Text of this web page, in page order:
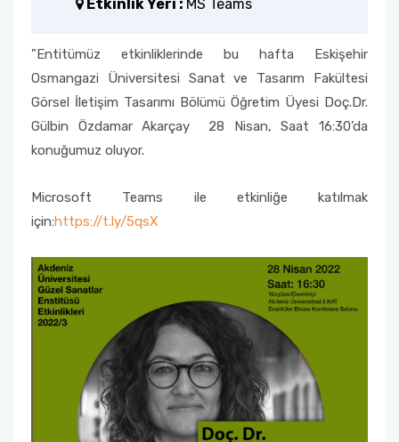
Etkinlik Yeri : MS Teams
"Entitümüz etkinliklerinde bu hafta Eskişehir
Osmangazi Üniversitesi Sanat ve Tasarım Fakültesi
Görsel İletişim Tasarımı Bölümü Öğretim Üyesi Doç.Dr.
Gülbin Özdamar Akarçay 28 Nisan, Saat 16:30’da
konuğumuz oluyor.
Microsoft Teams ile etkinliğe katılmak
için:https://t.ly/5qsX
Sanat Kuramları ve Eleştirisi Anabilim Dalı
Halı-Kilim ve Eski Kumaş Desenleri Anasanat
Dalı
Tekstil ve Moda Tasarımı Anabilim Dalı
Burs ve Sosyal Hizmetler Komisyonu